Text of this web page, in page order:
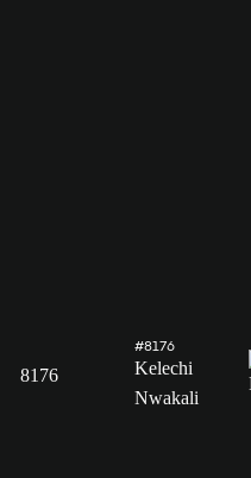
8176
#8176
Kelechi
Nwakali